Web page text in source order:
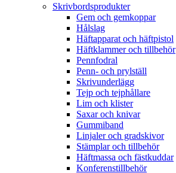
Skrivbordsprodukter
Gem och gemkoppar
Hålslag
Häftapparat och häftpistol
Häftklammer och tillbehör
Pennfodral
Penn- och prylställ
Skrivunderlägg
Tejp och tejphållare
Lim och klister
Saxar och knivar
Gummiband
Linjaler och gradskivor
Stämplar och tillbehör
Häftmassa och fästkuddar
Konferenstillbehör